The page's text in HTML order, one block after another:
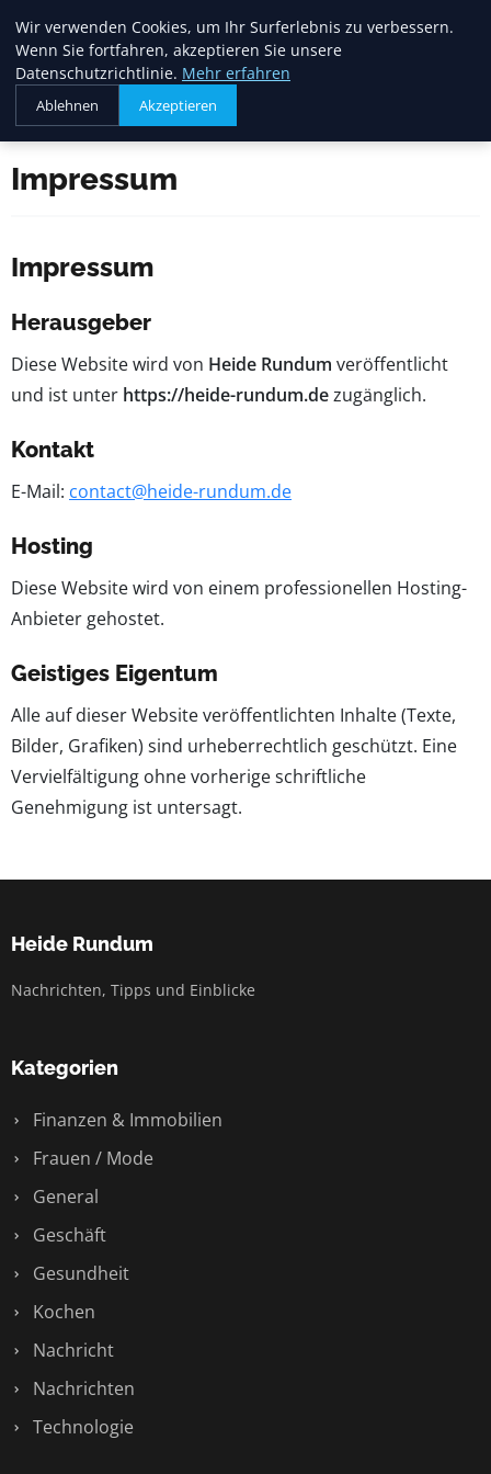
Heide Rundum
Startseite Impressum
Impressum
Impressum
Herausgeber
Diese Website wird von Heide Rundum veröffentlicht
und ist unter https://heide-rundum.dezugänglich.
Kontakt
E-Mail: contact@heide-rundum.de
Hosting
Diese Website wird von einem professionellen Hosting-
Anbieter gehostet.
Geistiges Eigentum
Alle auf dieser Website veröffentlichten Inhalte (Texte,
Bilder, Grafiken) sind urheberrechtlich geschützt. Eine
Vervielfältigung ohne vorherige schriftliche
Genehmigung ist untersagt.
Heide Rundum
Nachrichten, Tipps und Einblicke
Kategorien
Finanzen & Immobilien
Frauen / Mode
General
Geschäft
Gesundheit
Kochen
Nachricht
Nachrichten
Technologie
Wir verwenden Cookies, um Ihr Surferlebnis zu verbessern.
Wenn Sie fortfahren, akzeptieren Sie unsere
Datenschutzrichtlinie. Mehr erfahren
Ablehnen Akzeptieren